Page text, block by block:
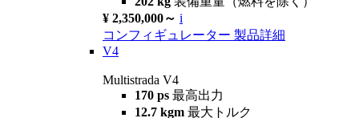
¥ 2,350,000～ i
コンフィギュレーター 製品詳細
V4
Multistrada V4
170 ps 最高出力
12.7 kgm 最大トルク